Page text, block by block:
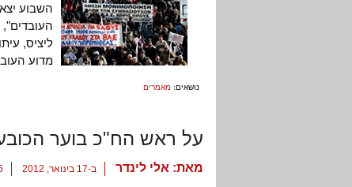
השבוע
ליציס,
מדוע
נושאים: מאמרים
על ראש הח"כ בוער
מאת: אלי לינדר ב-17 בינואר, 2012